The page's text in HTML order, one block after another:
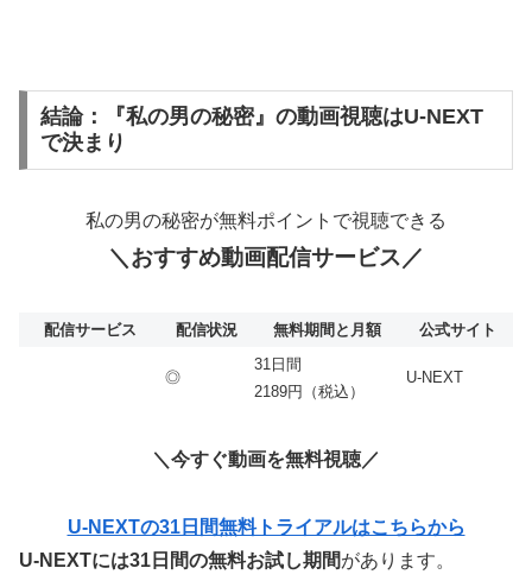
結論：『私の男の秘密』の動画視聴はU-NEXT
で決まり
私の男の秘密が無料ポイントで視聴できる
＼おすすめ動画配信サービス／
配信サービス 配信状況 無料期間と月額 公式サイト
◎
31日間
2189円（税込）
U-NEXT
＼今すぐ動画を無料視聴／
U-NEXTの31日間無料トライアルはこちらから
U-NEXTには31日間の無料お試し期間があります。